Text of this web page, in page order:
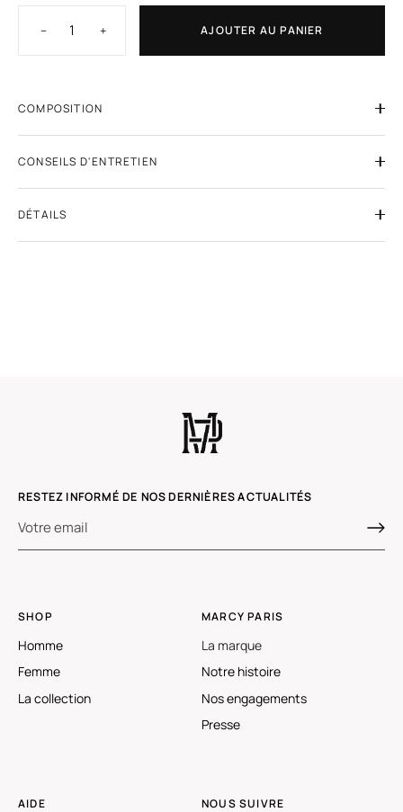
− + AJOUTER AU PANIER
COMPOSITION
CONSEILS D'ENTRETIEN
DÉTAILS
RESTEZ INFORMÉ DE NOS DERNIÈRES ACTUALITÉS
SHOP
Homme
Femme
La collection
MARCY PARIS
La marque
Notre histoire
Nos engagements
Presse
AIDE NOUS SUIVRE